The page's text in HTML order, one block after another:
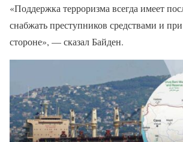
«Поддержка терроризма всегда имеет
снабжать преступников средствами и при
стороне», — сказал Байден.